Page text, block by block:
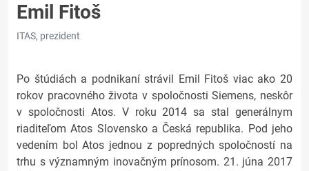
Emil Fitoš
ITAS, prezident
Po štúdiách a podnikaní strávil Emil Fitoš viac ako 20
rokov pracovného života v spoločnosti Siemens, neskôr
v spoločnosti Atos. V roku 2014 sa stal generálnym
riaditeľom Atos Slovensko a Česká republika. Pod jeho
vedením bol Atos jednou z popredných spoločností na
trhu s významným inovačným prínosom. 21. júna 2017